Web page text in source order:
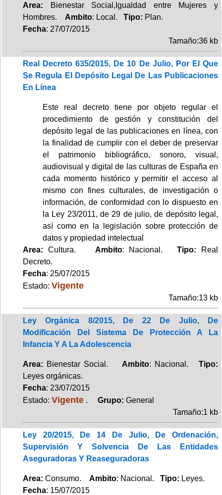
Area: Bienestar Social,Igualdad entre Mujeres y
Hombres. Ambito: Local. Tipo: Plan.
Fecha: 27/07/2015
Tamaño:36 kb
Real Decreto 635/2015, De 10 De Julio, Por El Que
Se Regula El Depósito Legal De Las Publicaciones
En Línea
Este real decreto tiene por objeto regular el
procedimiento de gestión y constitución del
depósito legal de las publicaciones en línea, con
la finalidad de cumplir con el deber de preservar
el patrimonio bibliográfico, sonoro, visual,
audiovisual y digital de las culturas de España en
cada momento histórico y permitir el acceso al
mismo con fines culturales, de investigación o
información, de conformidad con lo dispuesto en
la Ley 23/2011, de 29 de julio, de depósito legal,
así como en la legislación sobre protección de
datos y propiedad intelectual
Area: Cultura. Ambito: Nacional.Tipo:
Real
Decreto.
Fecha: 25/07/2015
Estado: Vigente
Tamaño:13 kb
Ley Orgánica 8/2015, De 22 De Julio, De
Modificación Del Sistema De Protección A La
Infancia Y A La Adolescencia
Area: Bienestar Social. Ambito: Nacional. Tipo:
Leyes orgánicas.
Fecha: 23/07/2015
Estado: Vigente . Grupo: General
Tamaño:1 kb
Ley 20/2015, De 14 De Julio, De Ordenación,
Supervisión Y Solvencia De Las Entidades
Aseguradoras Y Reaseguradoras
Area: Consumo. Ambito: Nacional. Tipo: Leyes.
Fecha: 15/07/2015